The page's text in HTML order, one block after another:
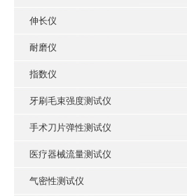
伸长仪
耐磨仪
指数仪
牙刷毛束强度测试仪
手术刀片弹性测试仪
医疗器械流量测试仪
气密性测试仪